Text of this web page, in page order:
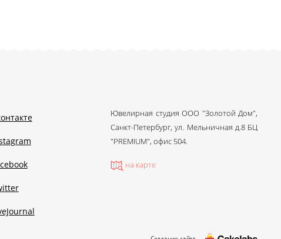
Ювелирная студия ООО "Золотой Дом",
Санкт-Петербург, ул. Мельничная д.8 БЦ
"PREMIUM", офис 504.
на карте